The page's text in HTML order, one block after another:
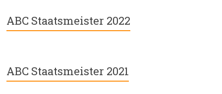
ABC Staatsmeister 2022
ABC Staatsmeister 2021